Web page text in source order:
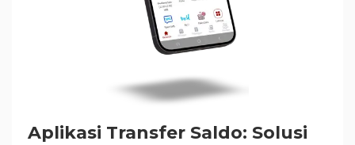
Aplikasi Transfer Saldo: Solusi